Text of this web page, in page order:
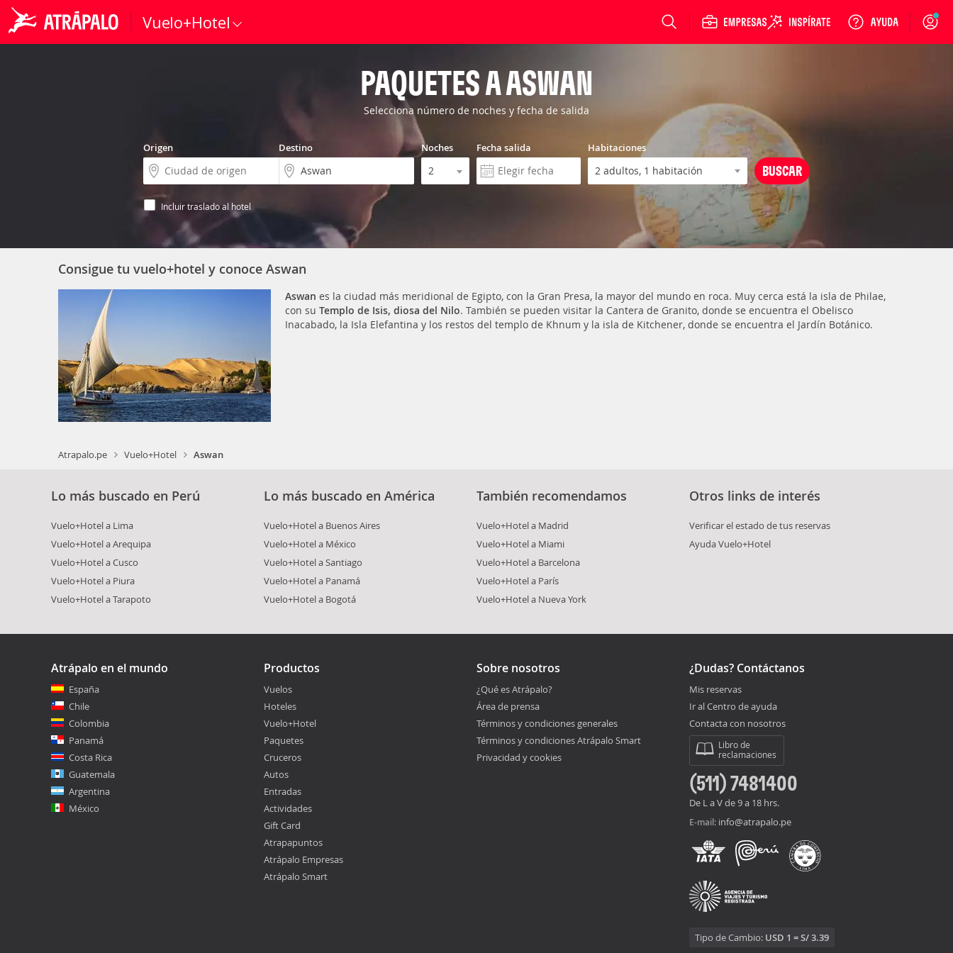
Vuelo+Hotel Login
PAQUETES A ASWAN
Selecciona número de noches y fecha de salida
Origen Destino Noches Fecha salida Habitaciones
Incluir traslado al hotel
Consigue tu vuelo+hotel y conoce Aswan
Aswan es la ciudad más meridional de Egipto, con la Gran Presa, la mayor del mundo en roca. Muy cerca está la isla de Philae,
con su Templo de Isis, diosa del Nilo. También se pueden visitar la Cantera de Granito, donde se encuentra el Obelisco
Inacabado, la Isla Elefantina y los restos del templo de Khnum y la isla de Kitchener, donde se encuentra el Jardín Botánico.
Atrapalo.pe Vuelo+Hotel Aswan
Lo más buscado en Perú
Vuelo+Hotel a Lima
Vuelo+Hotel a Arequipa
Vuelo+Hotel a Cusco
Vuelo+Hotel a Piura
Vuelo+Hotel a Tarapoto
Lo más buscado en América
Vuelo+Hotel a Buenos Aires
Vuelo+Hotel a México
Vuelo+Hotel a Santiago
Vuelo+Hotel a Panamá
Vuelo+Hotel a Bogotá
También recomendamos
Vuelo+Hotel a Madrid
Vuelo+Hotel a Miami
Vuelo+Hotel a Barcelona
Vuelo+Hotel a París
Vuelo+Hotel a Nueva York
Otros links de interés
Verificar el estado de tus reservas
Ayuda Vuelo+Hotel
Atrápalo en el mundo
España
Chile
Colombia
Panamá
Costa Rica
Guatemala
Argentina
México
Productos
Vuelos
Hoteles
Vuelo+Hotel
Paquetes
Cruceros
Autos
Entradas
Actividades
Gift Card
Atrapapuntos
Atrápalo Empresas
Atrápalo Smart
Sobre nosotros
¿Qué es Atrápalo?
Área de prensa
Términos y condiciones generales
Términos y condiciones Atrápalo Smart
Privacidad y cookies
¿Dudas? Contáctanos
Mis reservas
Ir al Centro de ayuda
Contacta con nosotros
Libro de
reclamaciones
(511) 7481400
De L a V de 9 a 18 hrs.
E-mail: info@atrapalo.pe
Tipo de Cambio: USD 1 = S/ 3.39